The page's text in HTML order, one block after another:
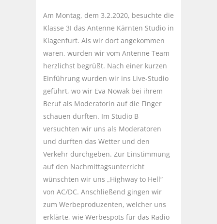
Am Montag, dem 3.2.2020, besuchte die
Klasse 3I das Antenne Kärnten Studio in
Klagenfurt. Als wir dort angekommen
waren, wurden wir vom Antenne Team
herzlichst begrüßt. Nach einer kurzen
Einführung wurden wir ins Live-Studio
geführt, wo wir Eva Nowak bei ihrem
Beruf als Moderatorin auf die Finger
schauen durften. Im Studio B
versuchten wir uns als Moderatoren
und durften das Wetter und den
Verkehr durchgeben. Zur Einstimmung
auf den Nachmittagsunterricht
wünschten wir uns „Highway to Hell“
von AC/DC. Anschließend gingen wir
zum Werbeproduzenten, welcher uns
erklärte, wie Werbespots für das Radio